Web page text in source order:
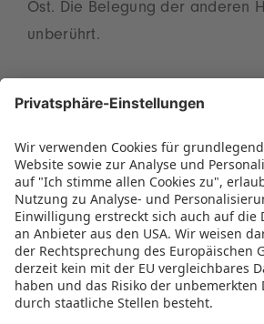
Ost. Die Belegung der anderen
unberührt.
die Attraktivität der
steigern und Synergien zu
Perspektiven für Erweiterungen
allen Teilnehmenden ein
Erlebnis zu bieten“, resümiert
PRESSEMITTEILUNG ALS PDF